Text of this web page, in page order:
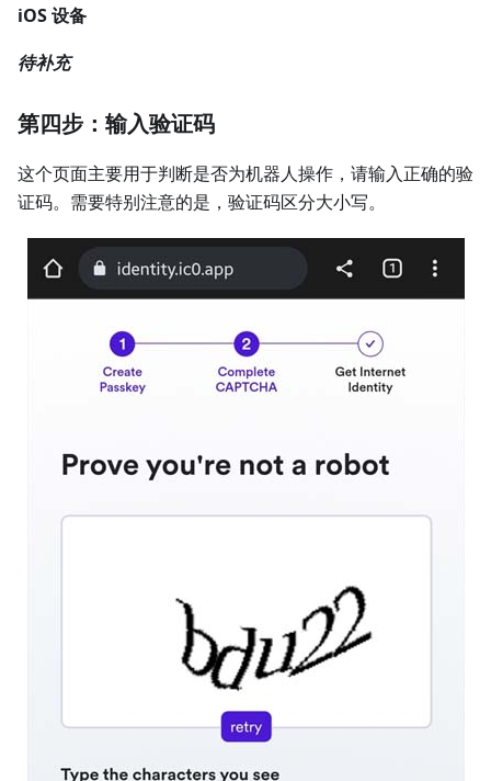
iOS 设备
待补充
第四步：输入验证码
这个页面主要用于判断是否为机器人操作，请输入正确的验
证码。需要特别注意的是，验证码区分大小写。